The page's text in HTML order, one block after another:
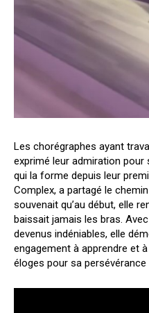
Les chorégraphes ayant
exprimé leur admiration pour
qui la forme depuis leur
Complex, a partagé le
souvenait qu’au début, elle
baissait jamais les bras.
devenus indéniables, elle
engagement à apprendre et
éloges pour sa